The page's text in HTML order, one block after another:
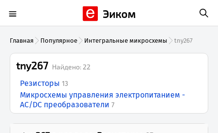
Эиком
Главная Популярное Интегральные микросхемы tny267
tny267 Найдено: 22
Резисторы 13
Микросхемы управления электропитанием -
AC/DC преобразователи 7